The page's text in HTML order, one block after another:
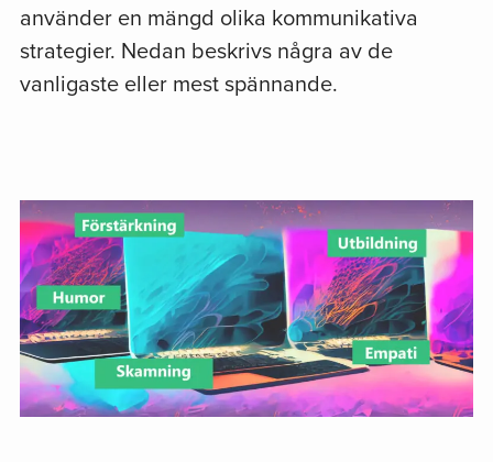
använder en mängd olika kommunikativa
strategier. Nedan beskrivs några av de
vanligaste eller mest spännande.